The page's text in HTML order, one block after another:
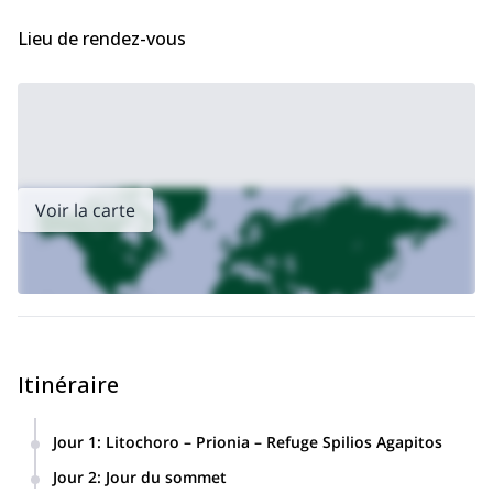
Lieu de rendez-vous
Voir la carte
Itinéraire
Jour 1: Litochoro – Prionia – Refuge Spilios Agapitos
parking central de Litochoro, où nous nous retrouverons
Jour 2: Jour du sommet